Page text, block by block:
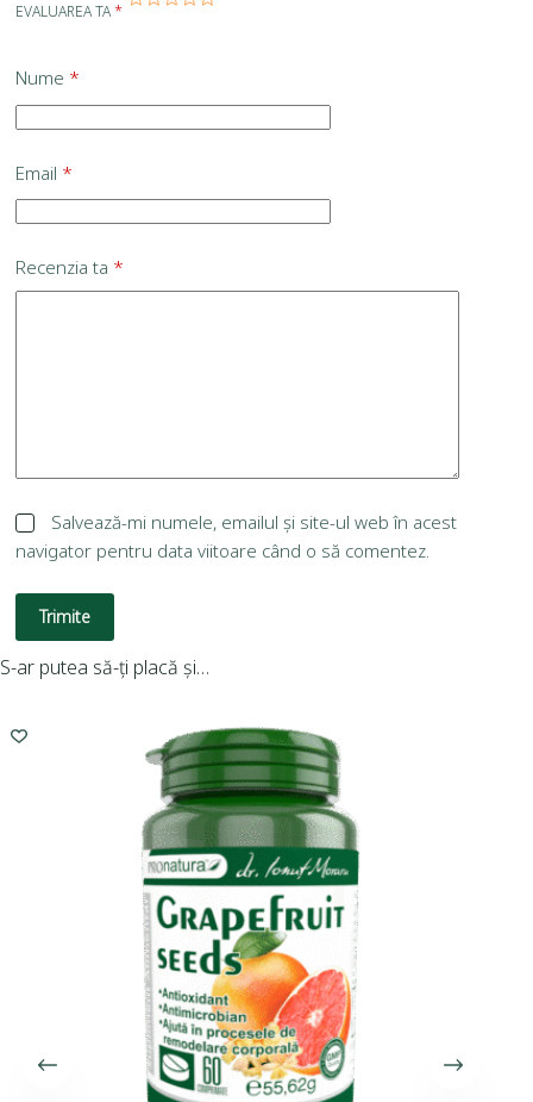
EVALUAREA TA*
Nume *
Email *
Recenzia ta *
Salvează-mi numele, emailul și site-ul web în acest
navigator pentru data viitoare când o să comentez.
Trimite
S-ar putea să-ți placă și…